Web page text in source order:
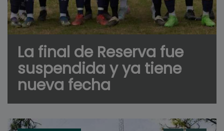
La final de Reserva fue
suspendida y ya tiene
nueva fecha